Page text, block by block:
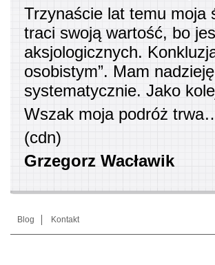
Trzynaście lat temu moja
traci swoją wartość, bo
aksjologicznych.
osobistym”. Mam
systematycznie. Jako
Wszak moja podróż
(cdn)
Grzegorz Wacławik
Blog Kontakt